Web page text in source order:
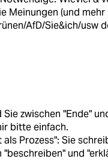
Meinungen (und
AfD/Sie&ich/usw
zwischen "Ende"
bitte einfach.
Prozess": Sie
und